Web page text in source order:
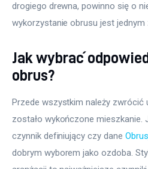
drogiego drewna, powinno się o
wykorzystanie obrusu jest jednym
Jak wybrać
obrus?
Przede wszystkim należy zwrócić
zostało wykończone mieszkanie.
czynnik definiujący czy dane
dobrym wyborem jako ozdoba.